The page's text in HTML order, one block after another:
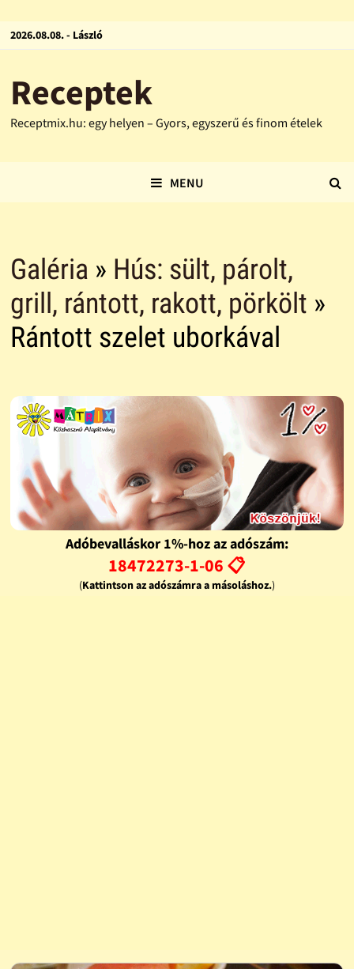
2026.08.08. - László
Receptek
Receptmix.hu: egy helyen – Gyors, egyszerű és finom ételek
MENU
Galéria » Hús: sült, párolt,
grill, rántott, rakott, pörkölt »
Rántott szelet uborkával
Adóbevalláskor 1%-hoz az adószám:
18472273-1-06 📋
(Kattintson az adószámra a másoláshoz.)